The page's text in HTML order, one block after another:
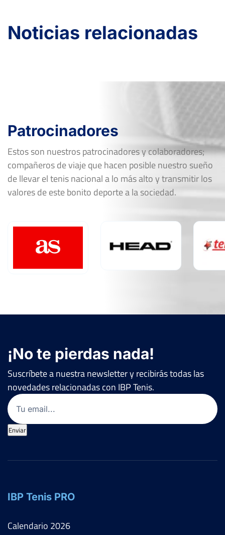
Noticias relacionadas
Patrocinadores
Estos son nuestros patrocinadores y colaboradores;
compañeros de viaje que hacen posible nuestro sueño
de llevar el tenis nacional a lo más alto y transmitir los
valores de este bonito deporte a la sociedad.
¡No te pierdas nada!
Suscríbete a nuestra newsletter y recibirás todas las
novedades relacionadas con IBP Tenis.
Email
Enviar
IBP Tenis PRO
Calendario 2026